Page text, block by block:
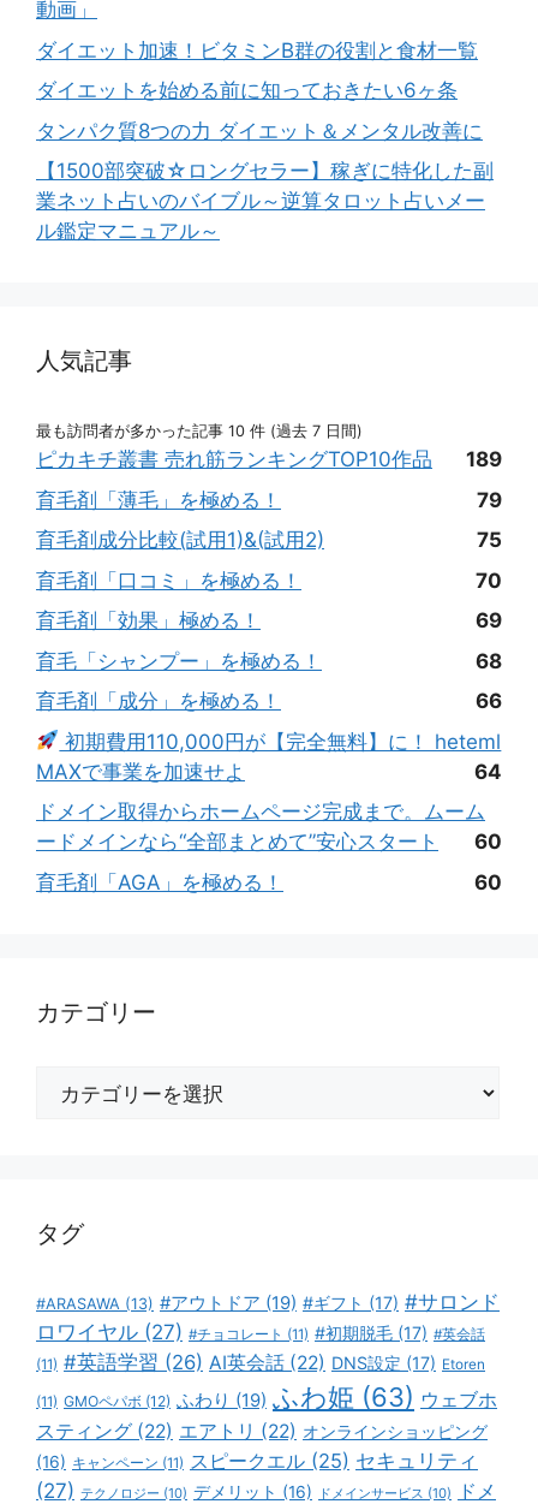
動画」
ダイエット加速！ビタミンB群の役割と食材一覧
ダイエットを始める前に知っておきたい6ヶ条
タンパク質8つの力 ダイエット＆メンタル改善に
【1500部突破☆ロングセラー】稼ぎに特化した副
業ネット占いのバイブル～逆算タロット占いメー
ル鑑定マニュアル～
人気記事
最も訪問者が多かった記事 10 件 (過去 7 日間)
ピカキチ叢書 売れ筋ランキングTOP10作品
189
育毛剤「薄毛」を極める！
79
育毛剤成分比較(試用1)&(試用2)
75
育毛剤「口コミ」を極める！
70
育毛剤「効果」極める！
69
育毛「シャンプー」を極める！
68
育毛剤「成分」を極める！
66
初期費用110,000円が【完全無料】に！ heteml
MAXで事業を加速せよ
64
ドメイン取得からホームページ完成まで。ムーム
ードメインなら“全部まとめて”安心スタート
60
育毛剤「AGA」を極める！
60
カテゴリー
タグ
#ARASAWA (13) #アウトドア (19) #ギフト (17) #サロンド
ロワイヤル (27) #チョコレート (11) #初期脱毛 (17) #英会話
(11) #英語学習 (26) AI英会話 (22) DNS設定 (17) Etoren
(11) GMOペパボ (12) ふわり (19) ふわ姫 (63) ウェブホ
スティング (22) エアトリ (22) オンラインショッピング
(16) キャンペーン (11) スピークエル (25) セキュリティ
(27) テクノロジー (10) デメリット (16) ドメインサービス (10)
ドメ